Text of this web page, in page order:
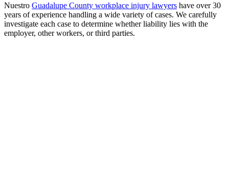
Nuestro Guadalupe County workplace injury lawyers have over 30
years of experience handling a wide variety of cases. We carefully
investigate each case to determine whether liability lies with the
employer, other workers, or third parties.